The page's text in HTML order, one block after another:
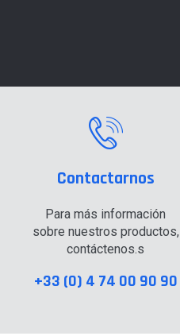
Contactarnos
Para más información
sobre nuestros productos,
contáctenos.s
+33 (0) 4 74 00 90 90